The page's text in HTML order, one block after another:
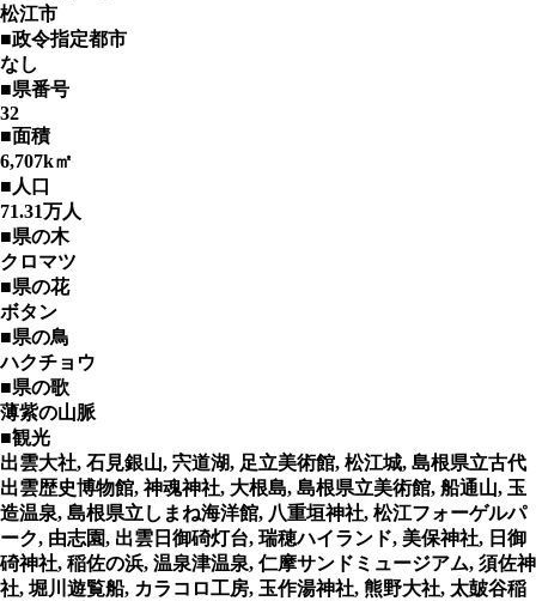
松江市
■政令指定都市
なし
■県番号
32
■面積
6,707k㎡
■人口
71.31万人
■県の木
クロマツ
■県の花
ボタン
■県の鳥
ハクチョウ
■県の歌
薄紫の山脈
■観光
出雲大社, 石見銀山, 宍道湖, 足立美術館, 松江城, 島根県立古代
出雲歴史博物館, 神魂神社, 大根島, 島根県立美術館, 船通山, 玉
造温泉, 島根県立しまね海洋館, 八重垣神社, 松江フォーゲルパ
ーク, 由志園, 出雲日御碕灯台, 瑞穂ハイランド, 美保神社, 日御
碕神社, 稲佐の浜, 温泉津温泉, 仁摩サンドミュージアム, 須佐神
社, 堀川遊覧船, カラコロ工房, 玉作湯神社, 熊野大社, 太皷谷稲